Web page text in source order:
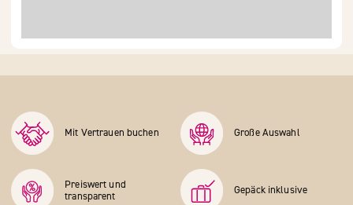
Mit Vertrauen buchen Große Auswahl
Preiswert und
transparent
Gepäck inklusive